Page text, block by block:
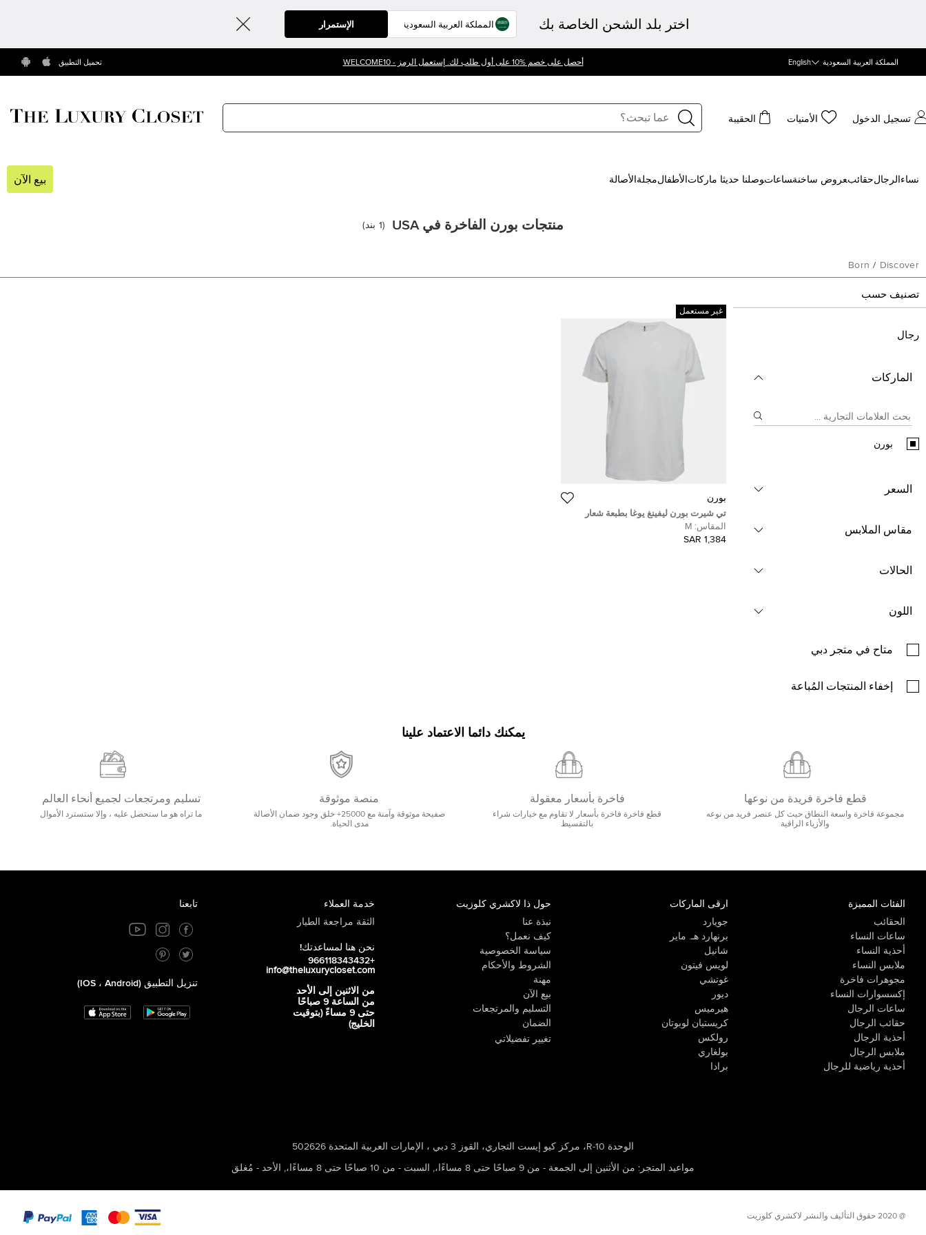
اختر بلد الشحن الخاصة بك الإستمرار
المملكة العربية السعودية English أحصل على خصم %10 على أول طلب لك. إستعمل الرمز - WELCOME10 تحميل التطبيق
تسجيل الدخول الأمنيات الحقيبة
نساء الرجالحقائب‍عروض ساخنة‍ساعات‍وصلنا حديثا ‍ ماركات الأطفالمجلة الأصالة بيع الآن
منتجات بورن الفاخرة في USA (
1 بند)
Discover
/
Born
تصنيف حسب
رجال
الماركات
بورن
السعر
مقاس الملابس
الحالات
اللون
متاح في متجر دبي
إخفاء المنتجات المُباعة
غير مستعمل
بورن
تي شيرت بورن ليفينغ يوغا بطبعة شعار
الطباشير الأبيض مقاس متوسط - ميديم
المقاس: M
1,384 SAR
يمكنك دائما الاعتماد علينا
قطع فاخرة فريدة من نوعها
مجموعة فاخرة واسعة النطاق حيث كل عنصر فريد من نوعه
والأزياء الراقية
فاخرة بأسعار معقولة
قطع فاخرة فاخرة بأسعار لا تقاوم مع خيارات شراء
بالتقسيط
منصة موثوقة
صفيحة موثوقة وآمنة مع 25000+ خلق وجود ضمان الأصالة
مدى الحياة.
تسليم ومرتجعات لجميع أنحاء العالم
ما تراه هو ما ستحصل عليه ، وإلا ستسترد الأموال
الفئات المميزة
الحقائب
ساعات النساء
أحذية النساء
ملابس النساء
مجوهرات فاخرة
إكسسوارات النساء
ساعات الرجال
حقائب الرجال
أحذية الرجال
ملابس الرجال
أحذية رياضية للرجال
ارقى الماركات
جويارد
برنهارد هـ. ماير
شانيل
لويس فيتون
غوتشي
ديور
هيرميس
كريستيان لوبوتان
رولكس
بولغاري
برادا
حول ذا لاكشري كلوزيت
نبذة عنا
كيف نعمل؟
سياسة الخصوصية
الشروط والأحكام
مهنة
بيع الآن
التسليم والمرتجعات
الضمان
تغيير تفضيلاتي
خدمة العملاء
الثقة مراجعة الطيار
نحن هنا لمساعدتك!
+966118343432
info@theluxurycloset.com
من الاثنين إلى الأحد
من الساعة 9 صباحًا
حتى 9 مساءً (بتوقيت
الخليج)
تابعنا
تنزيل التطبيق (iOS ، Android)
الوحدة R-10، مركز كيو إيست التجاري، القوز 3 دبي ، الإمارات العربية المتحدة 502626
مواعيد المتجر : من الأثنين إلى الجمعة - من 9 صباحًا حتى 8 مساءًا، , السبت - من 10 صباحًا حتى 8 مساءًا، , الأحد - مُغلق
@ 2020 حقوق التأليف والنشر لاكشري كلوزيت